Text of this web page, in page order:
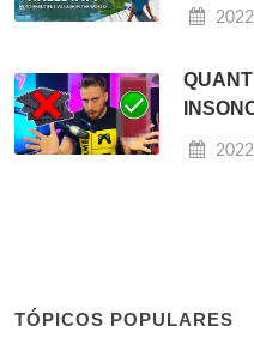
TÓPICOS POPULARES